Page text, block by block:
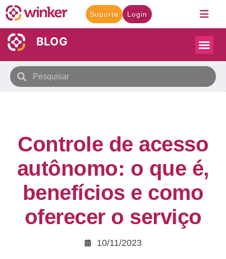
Suporte Login
BLOG
Controle de acesso
autônomo: o que é,
benefícios e como
oferecer o serviço
10/11/2023